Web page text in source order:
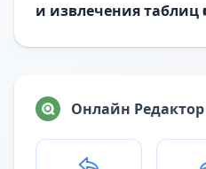
и извлечения таблиц
Онлайн